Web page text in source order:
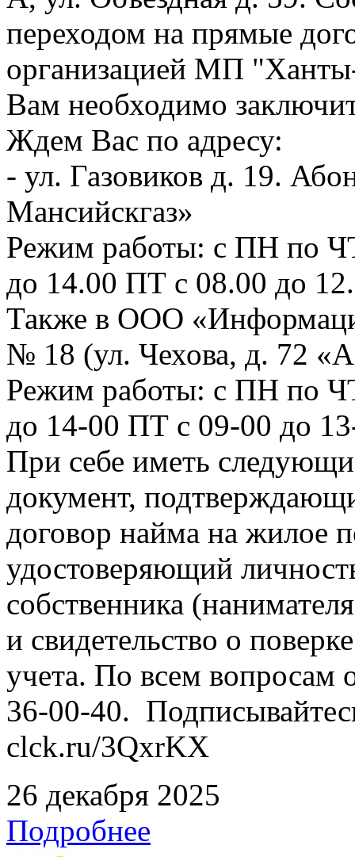
переходом на прямые
организацией МП
Вам необходимо
Ждем Вас по адресу:
- ул. Газовиков д. 19.
Мансийскгаз»
Режим работы: с ПН по
до 14.00 ПТ с 08.00 до
Также в ООО
№ 18 (ул. Чехова, д. 72
Режим работы: с ПН по
до 14-00 ПТ с 09-00 до
При себе иметь
документ,
договор найма на жилое
удостоверяющий
собственника
и свидетельство о
учета. По всем вопросам
36-00-40.
clck.ru/3QxrKX
26 декабря 2025
Подробнее